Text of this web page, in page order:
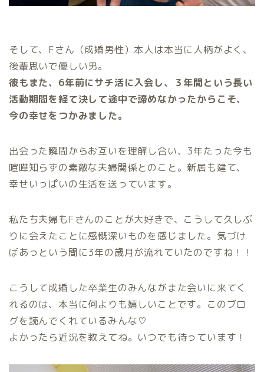
そして、Fさん（成婚男性）本人は本当に人柄がよく、
後輩思いで優しい男。
彼もまた、6年前にサチ活に入会し、３年間という長い
活動期間を経て決して途中で諦めなかったからこそ、
今の幸せをつかみました。
出会った瞬間からお互いを理解し合い、3年たった今も
喧嘩知らずの素敵な夫婦関係とのこと。新居も建て、
幸せいっぱいの生活を送っています。
私たち夫婦もFさんのことが大好きで、こうして久しぶ
りに会えたことに感慨深いものを感じました。気づけ
ばあっという間に3年の歳月が流れていたのですね！！
こうして成婚した卒業生のみんながまた会いに来てく
れるのは、本当に何よりも嬉しいことです。このブロ
グを読んでくれているみんな♡
よかったら近況を教えてね。いつでも待っています！